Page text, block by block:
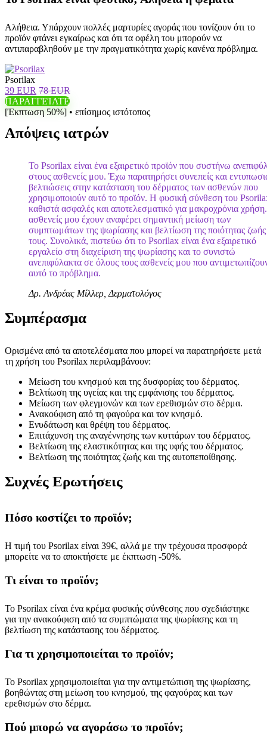
Αλήθεια. Υπάρχουν πολλές μαρτυρίες αγοράς που τονίζουν ότι το
προϊόν φτάνει εγκαίρως και ότι τα οφέλη του μπορούν να
αντιπαραβληθούν με την πραγματικότητα χωρίς κανένα πρόβλημα.
Psorilax
39 EUR 78 EUR
ΠΑΡΑΓΓΕΊΛΤΕ
[Έκπτωση 50%] • επίσημος ιστότοπος
Απόψεις ιατρών
Το Psorilax είναι ένα εξαιρετικό προϊόν που συστήνω
στους ασθενείς μου. Έχω παρατηρήσει συνεπείς και
βελτιώσεις στην κατάσταση του δέρματος των ασθενών που
χρησιμοποιούν αυτό το προϊόν. Η φυσική σύνθεση του
καθιστά ασφαλές και αποτελεσματικό για μακροχρόνια
ασθενείς μου έχουν αναφέρει σημαντική μείωση των
συμπτωμάτων της ψωρίασης και βελτίωση της ποιότητας ζωής
τους. Συνολικά, πιστεύω ότι το Psorilax είναι ένα εξαιρετικό
εργαλείο στη διαχείριση της ψωρίασης και το συνιστώ
ανεπιφύλακτα σε όλους τους ασθενείς μου που
αυτό το πρόβλημα.
Δρ. Ανδρέας Μίλλερ, Δερματολόγος
Συμπέρασμα
Ορισμένα από τα αποτελέσματα που μπορεί να παρατηρήσετε μετά
τη χρήση του Psorilax περιλαμβάνουν:
Μείωση του κνησμού και της δυσφορίας του δέρματος.
Βελτίωση της υγείας και της εμφάνισης του δέρματος.
Μείωση των φλεγμονών και των ερεθισμών στο δέρμα.
Ανακούφιση από τη φαγούρα και τον κνησμό.
Ενυδάτωση και θρέψη του δέρματος.
Επιτάχυνση της αναγέννησης των κυττάρων του δέρματος.
Βελτίωση της ελαστικότητας και της υφής του δέρματος.
Βελτίωση της ποιότητας ζωής και της αυτοπεποίθησης.
Συχνές Ερωτήσεις
Πόσο κοστίζει το προϊόν;
Η τιμή του Psorilax είναι 39€, αλλά με την τρέχουσα προσφορά
μπορείτε να το αποκτήσετε με έκπτωση -50%.
Τι είναι το προϊόν;
Το Psorilax είναι ένα κρέμα φυσικής σύνθεσης που σχεδιάστηκε
για την ανακούφιση από τα συμπτώματα της ψωρίασης και τη
βελτίωση της κατάστασης του δέρματος.
Για τι χρησιμοποιείται το προϊόν;
Το Psorilax χρησιμοποιείται για την αντιμετώπιση της ψωρίασης,
βοηθώντας στη μείωση του κνησμού, της φαγούρας και των
ερεθισμών στο δέρμα.
Πού μπορώ να αγοράσω το προϊόν;